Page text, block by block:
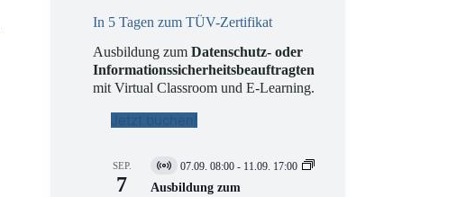
In 5 Tagen zum TÜV-Zertifikat
Ausbildung zumDatenschutz- oder
Informationssicherheitsbeauftragten
mit Virtual Classroom und E-Learning.
Jetzt buchen!
SEP.
7
V
i
07.09. 08:00 - 11.09. 17:00
Ausbildung zum